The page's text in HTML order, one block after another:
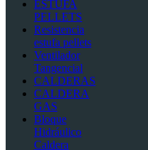
ESTUFA
PELLETS
Resistencia
estufa pellets
Ventilador
Tangencial
CALDERAS
CALDERA
GAS
Bloque
Hidráulico
Caldera